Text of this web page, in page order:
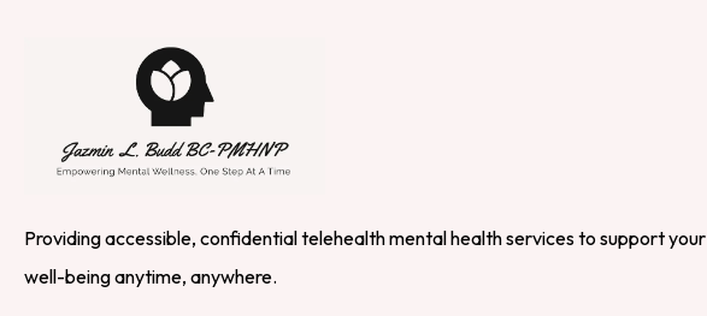
Providing accessible, confidential telehealth mental health services to support your
well-being anytime, anywhere.